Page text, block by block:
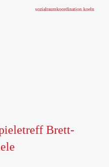
sozialraumkoordination.koeln
Brett-